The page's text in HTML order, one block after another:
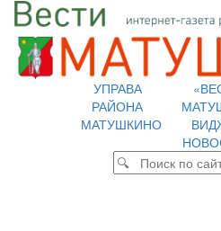
УПРАВА
РАЙОНА
МАТУШКИНО